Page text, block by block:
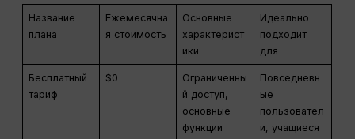
Название
плана
Ежемесячна
я стоимость
Основные
характерист
ики
Идеально
подходит
для
Бесплатный
тариф
$0
Ограниченны
й доступ,
основные
функции
Повседневн
ые
пользовател
и, учащиеся